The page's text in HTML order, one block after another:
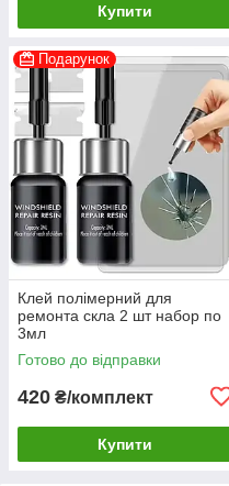
Купити
Подарунок
Клей полімерний для
ремонта скла 2 шт набор по
3мл
Готово до відправки
420 ₴/комплект
Купити